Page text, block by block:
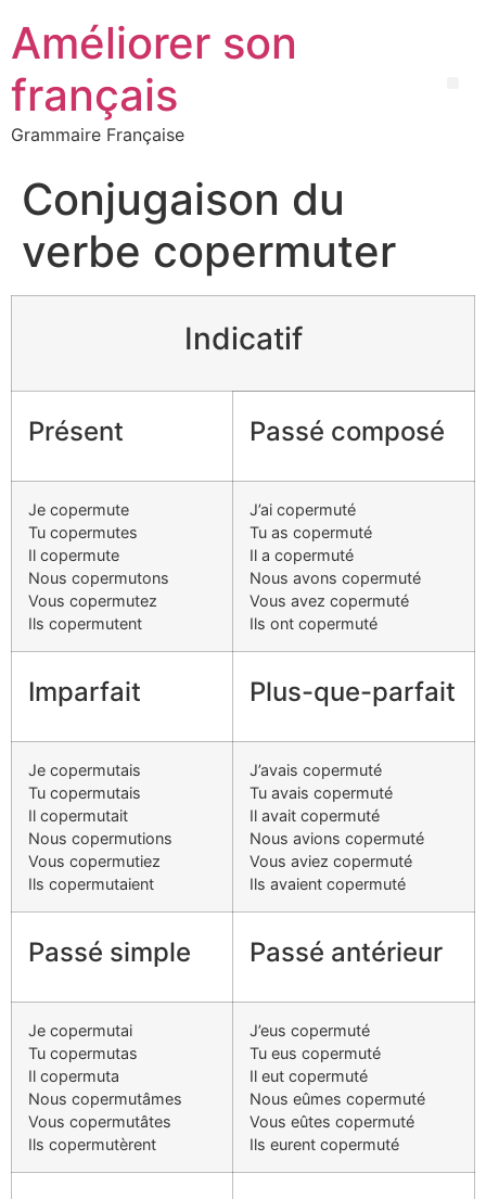
Améliorer son
français
Grammaire Française
Conjugaison du
verbe copermuter
Indicatif
Présent Passé composé
Je copermute
Tu copermutes
Il copermute
Nous copermutons
Vous copermutez
Ils copermutent
J’ai copermuté
Tu as copermuté
Il a copermuté
Nous avons copermuté
Vous avez copermuté
Ils ont copermuté
Imparfait Plus-que-parfait
Je copermutais
Tu copermutais
Il copermutait
Nous copermutions
Vous copermutiez
Ils copermutaient
J’avais copermuté
Tu avais copermuté
Il avait copermuté
Nous avions copermuté
Vous aviez copermuté
Ils avaient copermuté
Passé simple Passé antérieur
Je copermutai
Tu copermutas
Il copermuta
Nous copermutâmes
Vous copermutâtes
Ils copermutèrent
J’eus copermuté
Tu eus copermuté
Il eut copermuté
Nous eûmes copermuté
Vous eûtes copermuté
Ils eurent copermuté